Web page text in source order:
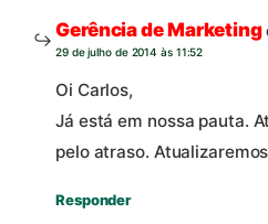
Gerência de Marketing
29 de julho de 2014 às 11:52
Oi Carlos,
Já está em nossa pauta.
pelo atraso.
Responder